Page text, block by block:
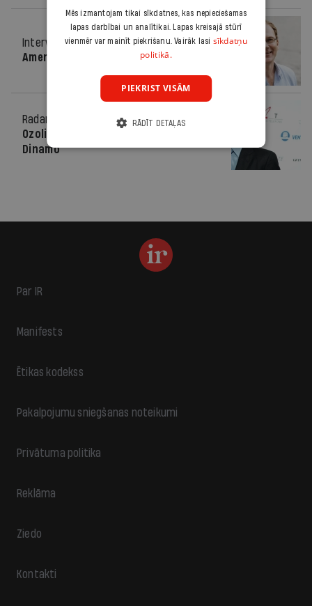
Intervija
14.07.2010.
Amerika cer uz Ozoliņu
Radars
Ozoliņš arī turpmāk spēlēs Rīgas
Dinamo
Par IR
Manifests
Ētikas kodekss
Pakalpojumu sniegšanas noteikumi
Privātuma politika
Reklāma
Ziedo
Kontakti
Mēs izmantojam tikai sīkdatnes, kas nepieciešamas
lapas darbībai un analītikai. Lapas kreisajā stūrī
vienmēr var mainīt piekrišanu. Vairāk lasi sīkdatņu
politikā.
PIEKRIST VISĀM
RĀDĪT DETAĻAS